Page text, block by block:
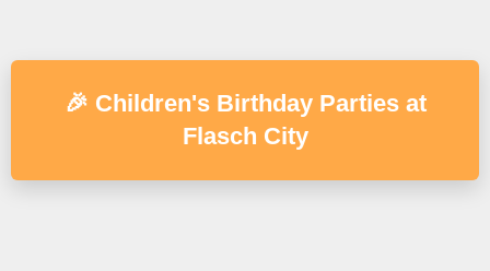
🎉 Children's Birthday Parties at
Flasch City